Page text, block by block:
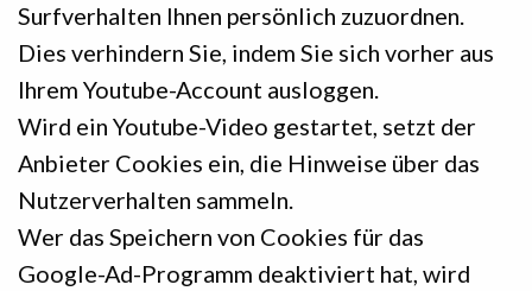
Surfverhalten Ihnen persönlich zuzuordnen.
Dies verhindern Sie, indem Sie sich vorher aus
Ihrem Youtube-Account ausloggen.
Wird ein Youtube-Video gestartet, setzt der
Anbieter Cookies ein, die Hinweise über das
Nutzerverhalten sammeln.
Wer das Speichern von Cookies für das
Google-Ad-Programm deaktiviert hat, wird